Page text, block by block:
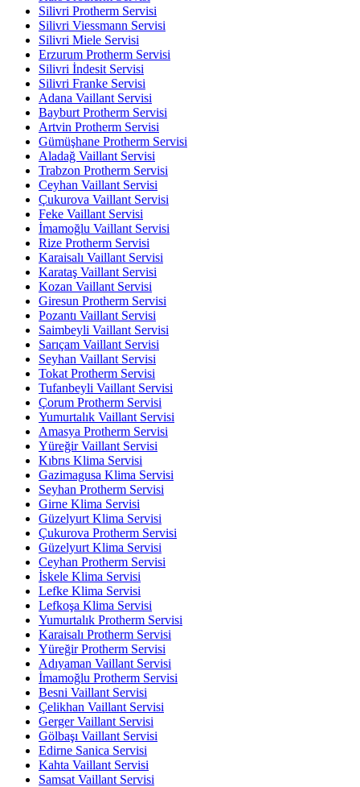
Silivri Protherm Servisi
Silivri Viessmann Servisi
Silivri Miele Servisi
Erzurum Protherm Servisi
Silivri İndesit Servisi
Silivri Franke Servisi
Adana Vaillant Servisi
Bayburt Protherm Servisi
Artvin Protherm Servisi
Gümüşhane Protherm Servisi
Aladağ Vaillant Servisi
Trabzon Protherm Servisi
Ceyhan Vaillant Servisi
Çukurova Vaillant Servisi
Feke Vaillant Servisi
İmamoğlu Vaillant Servisi
Rize Protherm Servisi
Karaisalı Vaillant Servisi
Karataş Vaillant Servisi
Kozan Vaillant Servisi
Giresun Protherm Servisi
Pozantı Vaillant Servisi
Saimbeyli Vaillant Servisi
Sarıçam Vaillant Servisi
Seyhan Vaillant Servisi
Tokat Protherm Servisi
Tufanbeyli Vaillant Servisi
Çorum Protherm Servisi
Yumurtalık Vaillant Servisi
Amasya Protherm Servisi
Yüreğir Vaillant Servisi
Kıbrıs Klima Servisi
Gazimagusa Klima Servisi
Seyhan Protherm Servisi
Girne Klima Servisi
Güzelyurt Klima Servisi
Çukurova Protherm Servisi
Güzelyurt Klima Servisi
Ceyhan Protherm Servisi
İskele Klima Servisi
Lefke Klima Servisi
Lefkoşa Klima Servisi
Yumurtalık Protherm Servisi
Karaisalı Protherm Servisi
Yüreğir Protherm Servisi
Adıyaman Vaillant Servisi
İmamoğlu Protherm Servisi
Besni Vaillant Servisi
Çelikhan Vaillant Servisi
Gerger Vaillant Servisi
Gölbaşı Vaillant Servisi
Edirne Sanica Servisi
Kahta Vaillant Servisi
Samsat Vaillant Servisi